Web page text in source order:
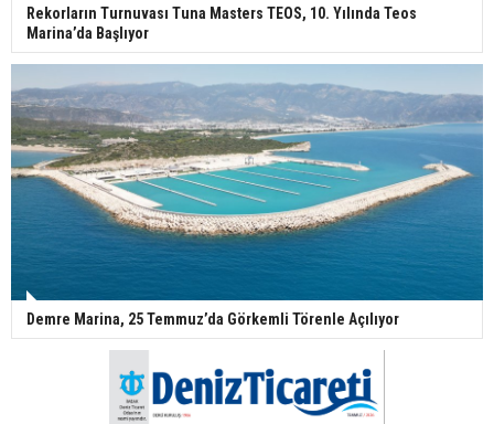
Rekorların Turnuvası Tuna Masters TEOS, 10. Yılında Teos
Marina’da Başlıyor
Demre Marina, 25 Temmuz’da Görkemli Törenle Açılıyor